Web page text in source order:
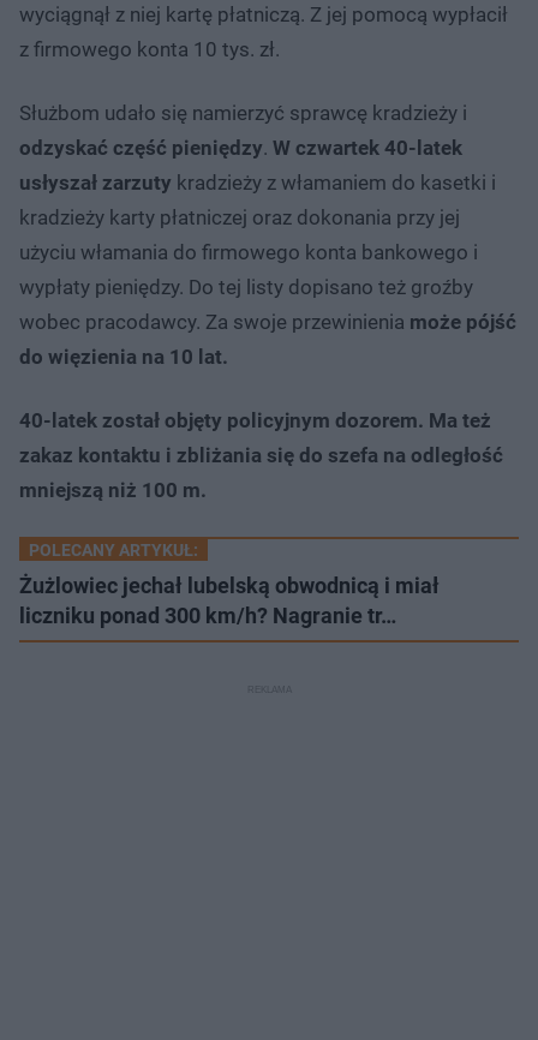
wyciągnął z niej kartę płatniczą. Z jej pomocą wypłacił
z firmowego konta 10 tys. zł.
Służbom udało się namierzyć sprawcę kradzieży i
odzyskać część pieniędzy. W czwartek 40-latek
usłyszał zarzuty kradzieży z włamaniem do kasetki i
kradzieży karty płatniczej oraz dokonania przy jej
użyciu włamania do firmowego konta bankowego i
wypłaty pieniędzy. Do tej listy dopisano też groźby
wobec pracodawcy. Za swoje przewinienia może pójść
do więzienia na 10 lat.
40-latek został objęty policyjnym dozorem. Ma też
zakaz kontaktu i zbliżania się do szefa na odległość
mniejszą niż 100 m.
POLECANY ARTYKUŁ:
Żużlowiec jechał lubelską obwodnicą i miał
liczniku ponad 300 km/h? Nagranie tr…